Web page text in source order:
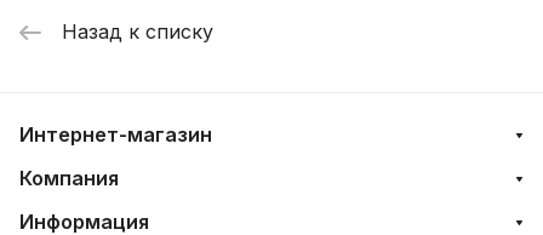
Назад к списку
Интернет-магазин
Компания
Информация